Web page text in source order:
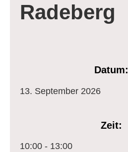
Radeberg
Datum:
13. September 2026
Zeit:
10:00 - 13:00